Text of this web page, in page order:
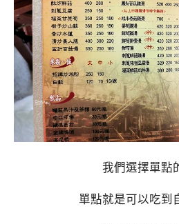
我們選擇單點
單點就是可以吃到